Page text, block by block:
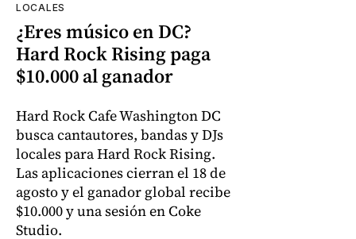
LOCALES
¿Eres músico en DC?
Hard Rock Rising paga
$10.000 al ganador
Hard Rock Cafe Washington DC
busca cantautores, bandas y DJs
locales para Hard Rock Rising.
Las aplicaciones cierran el 18 de
agosto y el ganador global recibe
$10.000 y una sesión en Coke
Studio.